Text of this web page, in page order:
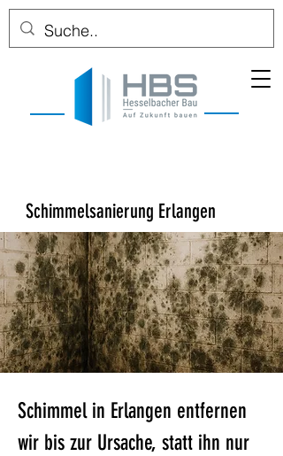
Schimmelsanierung Erlangen
Schimmel in Erlangen entfernen
wir bis zur Ursache, statt ihn nur